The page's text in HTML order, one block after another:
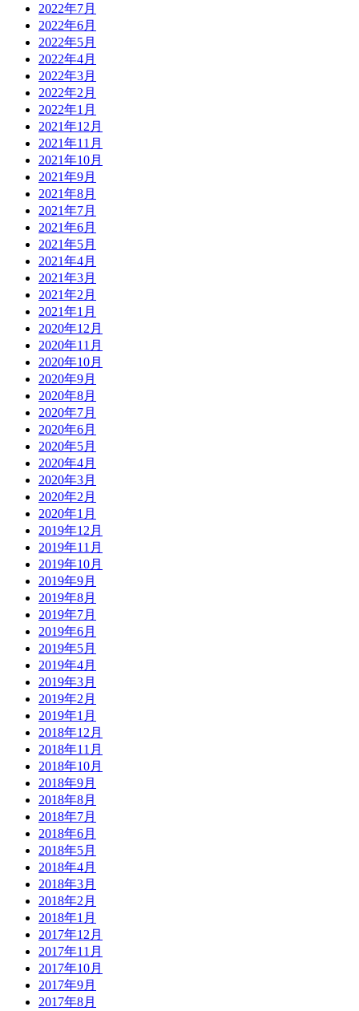
2022年7月
2022年6月
2022年5月
2022年4月
2022年3月
2022年2月
2022年1月
2021年12月
2021年11月
2021年10月
2021年9月
2021年8月
2021年7月
2021年6月
2021年5月
2021年4月
2021年3月
2021年2月
2021年1月
2020年12月
2020年11月
2020年10月
2020年9月
2020年8月
2020年7月
2020年6月
2020年5月
2020年4月
2020年3月
2020年2月
2020年1月
2019年12月
2019年11月
2019年10月
2019年9月
2019年8月
2019年7月
2019年6月
2019年5月
2019年4月
2019年3月
2019年2月
2019年1月
2018年12月
2018年11月
2018年10月
2018年9月
2018年8月
2018年7月
2018年6月
2018年5月
2018年4月
2018年3月
2018年2月
2018年1月
2017年12月
2017年11月
2017年10月
2017年9月
2017年8月